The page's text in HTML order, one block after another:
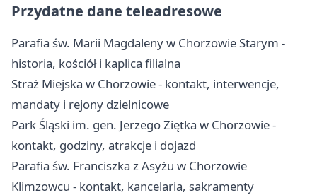
Przydatne dane teleadresowe
Parafia św. Marii Magdaleny w Chorzowie Starym -
historia, kościół i kaplica filialna
Straż Miejska w Chorzowie - kontakt, interwencje,
mandaty i rejony dzielnicowe
Park Śląski im. gen. Jerzego Ziętka w Chorzowie -
kontakt, godziny, atrakcje i dojazd
Parafia św. Franciszka z Asyżu w Chorzowie
Klimzowcu - kontakt, kancelaria, sakramenty